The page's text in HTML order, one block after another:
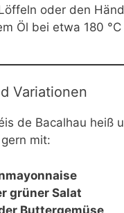
oder den
Öl bei etwa 180
Variationen
de Bacalhau heiß
mit:
grüner Salat
Buttergemüse